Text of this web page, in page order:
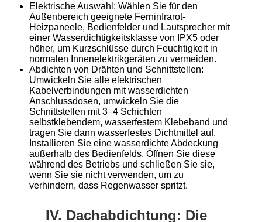
Elektrische Auswahl: Wählen Sie für den
Außenbereich geeignete Ferninfrarot-
Heizpaneele, Bedienfelder und Lautsprecher mit
einer Wasserdichtigkeitsklasse von IPX5 oder
höher, um Kurzschlüsse durch Feuchtigkeit in
normalen Innenelektrikgeräten zu vermeiden.
Abdichten von Drähten und Schnittstellen:
Umwickeln Sie alle elektrischen
Kabelverbindungen mit wasserdichten
Anschlussdosen, umwickeln Sie die
Schnittstellen mit 3–4 Schichten
selbstklebendem, wasserfestem Klebeband und
tragen Sie dann wasserfestes Dichtmittel auf.
Installieren Sie eine wasserdichte Abdeckung
außerhalb des Bedienfelds. Öffnen Sie diese
während des Betriebs und schließen Sie sie,
wenn Sie sie nicht verwenden, um zu
verhindern, dass Regenwasser spritzt.
IV. Dachabdichtung: Die